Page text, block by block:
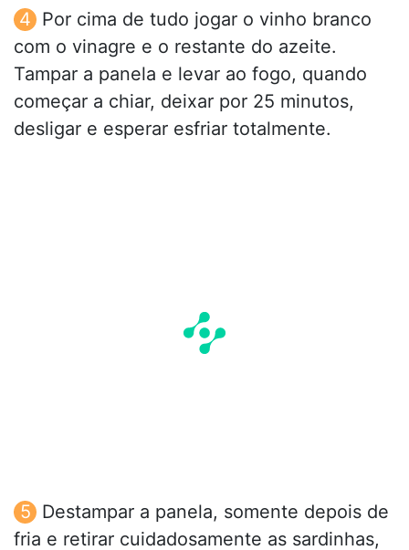
Por cima de tudo jogar o vinho branco
com o vinagre e o restante do azeite.
Tampar a panela e levar ao fogo, quando
começar a chiar, deixar por 25 minutos,
desligar e esperar esfriar totalmente.
Destampar a panela, somente depois de
fria e retirar cuidadosamente as sardinhas,